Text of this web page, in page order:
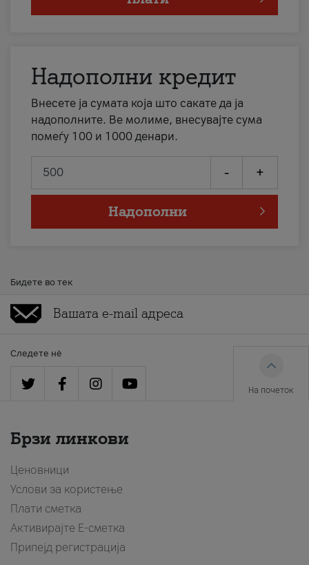
Надополни кредит
Внесете ја сумата која што сакате да ја
надополните. Ве молиме, внесувајте сума
помеѓу 100 и 1000 денари.
- +
Надополни
Бидете во тек
Следете нè
На почеток
Брзи линкови
Ценовници
Услови за користење
Плати сметка
Активирајте Е-сметка
Припејд регистрација